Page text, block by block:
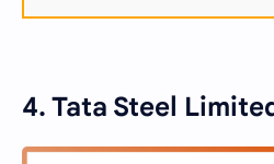
4. Tata Steel